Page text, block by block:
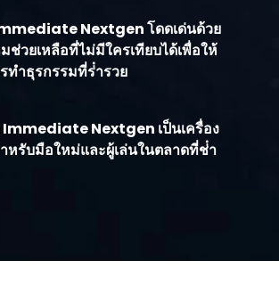
Nextgen โดดเด่นด้วย
ช่วยเหลือที่ไม่มีใครเทียบได้เพื่อให้
ทําธุรกรรมที่ร่ํารวย
Nextgen เป็นเครื่อง
รับมือใหม่และผู้เล่นในตลาดที่ช่ํา